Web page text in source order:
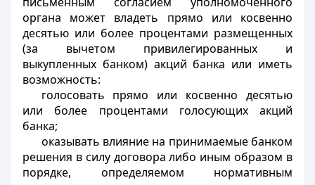
органа может владеть прямо или косвенно
десятью или более процентами размещенных
(за вычетом привилегированных и
выкупленных банком) акций банка или иметь
возможность:
голосовать прямо или косвенно десятью
или более процентами голосующих акций
банка;
оказывать влияние на принимаемые банком
решения в силу договора либо иным образом в
порядке, определяемом нормативным